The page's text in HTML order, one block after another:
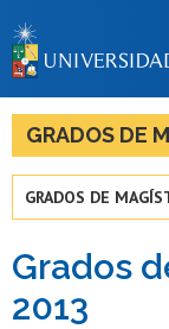
GRADOS DE
GRADOS DE
Grados
2013